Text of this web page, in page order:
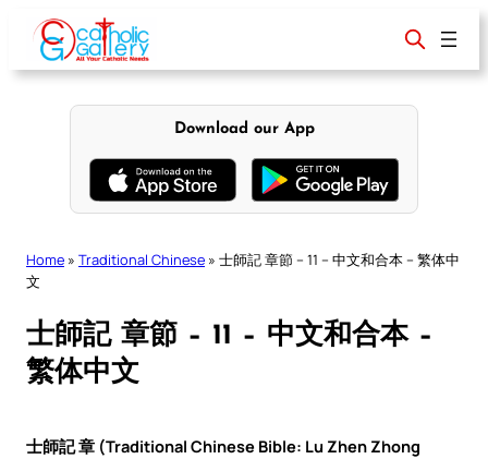
content
Download our App
Home » Traditional Chinese » 士師記 章節 – 11 – 中文和合本 – 繁体中
文
士師記 章節 – 11 – 中文和合本 –
繁体中文
士師記 章 (Traditional Chinese Bible: Lu Zhen Zhong